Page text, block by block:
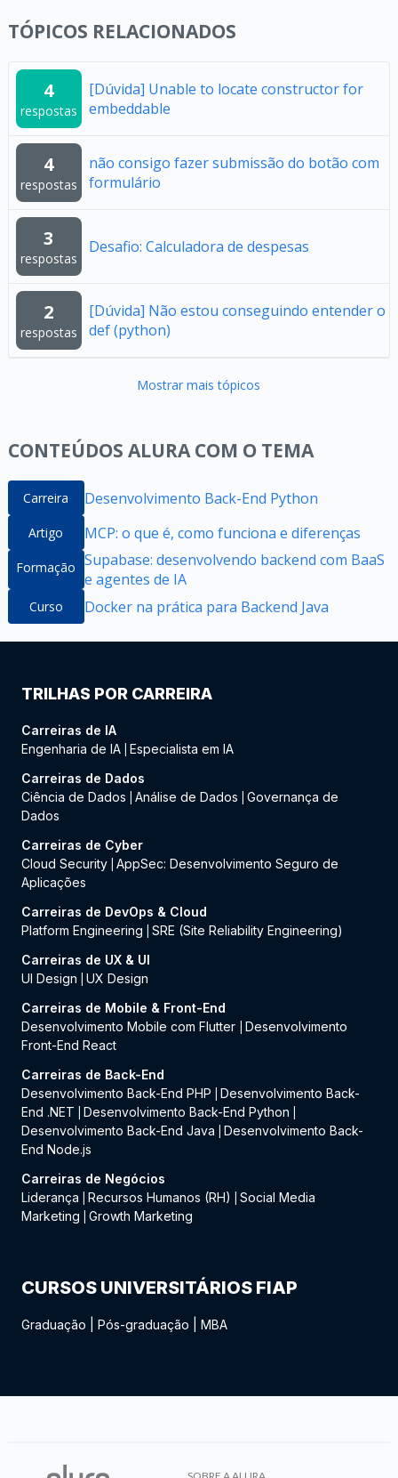
TÓPICOS RELACIONADOS
4
respostas
[Dúvida] Unable to locate constructor for
embeddable
4
respostas
não consigo fazer submissão do botão com
formulário
3
respostas
Desafio: Calculadora de despesas
2
respostas
[Dúvida] Não estou conseguindo entender o
def (python)
Mostrar mais tópicos
CONTEÚDOS ALURA COM O TEMA
Carreira Desenvolvimento Back-End Python
Artigo MCP: o que é, como funciona e diferenças
Formação Supabase: desenvolvendo backend com BaaS
e agentes de IA
Curso Docker na prática para Backend Java
TRILHAS POR CARREIRA
Carreiras de IA
Engenharia de IA Especialista em IA
Carreiras de Dados
Ciência de Dados
Análise de Dados
Governança de
Dados
Carreiras de Cyber
Cloud Security AppSec: Desenvolvimento Seguro de
Aplicações
Carreiras de DevOps & Cloud
Platform Engineering
SRE (Site Reliability Engineering)
Carreiras de UX & UI
UI Design
UX Design
Carreiras de Mobile & Front-End
Desenvolvimento Mobile com Flutter
Desenvolvimento
Front-End React
Carreiras de Back-End
Desenvolvimento Back-End PHP
Desenvolvimento Back-
End .NET
Desenvolvimento Back-End Python
Desenvolvimento Back-End Java
Desenvolvimento Back-
End Node.js
Carreiras de Negócios
Liderança
Recursos Humanos (RH)
Social Media
Marketing
Growth Marketing
CURSOS UNIVERSITÁRIOS FIAP
Graduação Pós-graduação MBA